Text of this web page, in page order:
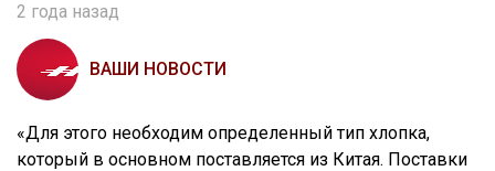
2 года назад
ВАШИ НОВОСТИ
«Для этого необходим определенный тип хлопка,
который в основном поставляется из Китая. Поставки